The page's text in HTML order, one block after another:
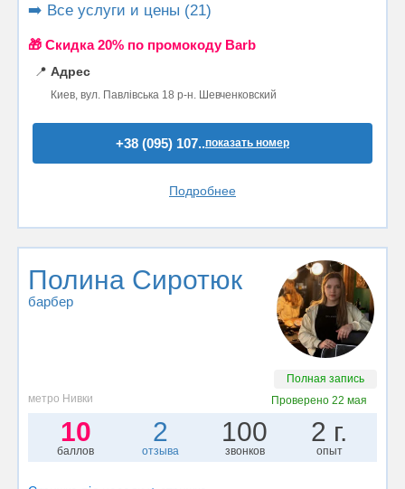
➡️ Все услуги и цены (21)
🎁 Cкидка 20% по промокоду Barb
📍 Адрес
Киев, вул. Павлівська 18 р-н. Шевченковский
+38 (095) 107..показать номер
Подробнее
Полина Сиротюк
барбер
Полная запись
метро Нивки
Проверено 22 мая
10
баллов
2
отзыва
100
звонков
2 г.
опыт